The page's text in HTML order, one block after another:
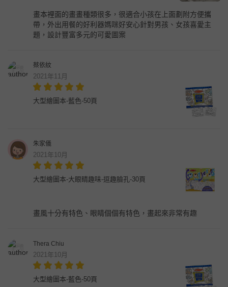
畫本裡面的畫畫種類很多，很適合小孩在上面劃附方便攜
帶，外出用餐的好利器媽咪好安心針對男孩、女孩喜愛主
題，設計豐富多元的可愛圖案
蔡依紋
2021年11月
大型繪圖本-藍色-50頁
朱家儀
2021年10月
大型繪圖本-大眼睛趣味-逗趣臉孔-30頁
畫風十分有特色、眼睛個個有特色，畫起來非常有趣
Thera Chiu
2021年10月
大型繪圖本-藍色-50頁